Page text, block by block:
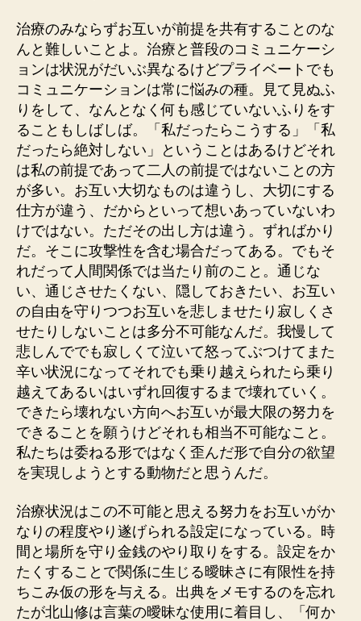
治療のみならずお互いが前提を共有することのな
んと難しいことよ。治療と普段のコミュニケーシ
ョンは状況がだいぶ異なるけどプライベートでも
コミュニケーションは常に悩みの種。見て見ぬふ
りをして、なんとなく何も感じていないふりをす
ることもしばしば。「私だったらこうする」「私
だったら絶対しない」ということはあるけどそれ
は私の前提であって二人の前提ではないことの方
が多い。お互い大切なものは違うし、大切にする
仕方が違う、だからといって想いあっていないわ
けではない。ただその出し方は違う。ずればかり
だ。そこに攻撃性を含む場合だってある。でもそ
れだって人間関係では当たり前のこと。通じな
い、通じさせたくない、隠しておきたい、お互い
の自由を守りつつお互いを悲しませたり寂しくさ
せたりしないことは多分不可能なんだ。我慢して
悲しんででも寂しくて泣いて怒ってぶつけてまた
辛い状況になってそれでも乗り越えられたら乗り
越えてあるいはいずれ回復するまで壊れていく。
できたら壊れない方向へお互いが最大限の努力を
できることを願うけどそれも相当不可能なこと。
私たちは委ねる形ではなく歪んだ形で自分の欲望
を実現しようとする動物だと思うんだ。
治療状況はこの不可能と思える努力をお互いがか
なりの程度やり遂げられる設定になっている。時
間と場所を守り金銭のやり取りをする。設定をか
たくすることで関係に生じる曖昧さに有限性を持
ちこみ仮の形を与える。出典をメモするのを忘れ
たが北山修は言葉の曖昧な使用に着目し、「何か